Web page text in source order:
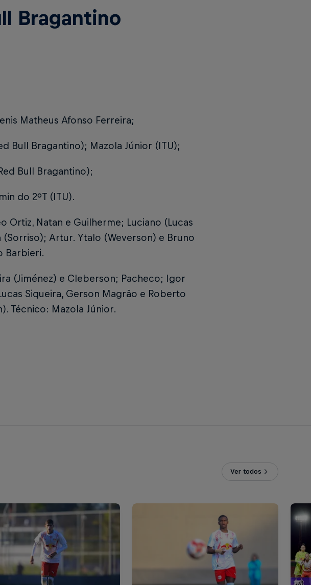
Bragantino
Matheus Afonso Ferreira;
Bull Bragantino); Mazola Júnior (ITU);
Bull Bragantino);
do 2ºT (ITU).
Ortiz, Natan e Guilherme; Luciano (Lucas
(Sorriso); Artur. Ytalo (Weverson) e Bruno
Barbieri.
(Jiménez) e Cleberson; Pacheco; Igor
Siqueira, Gerson Magrão e Roberto
Técnico: Mazola Júnior.
Ver todos